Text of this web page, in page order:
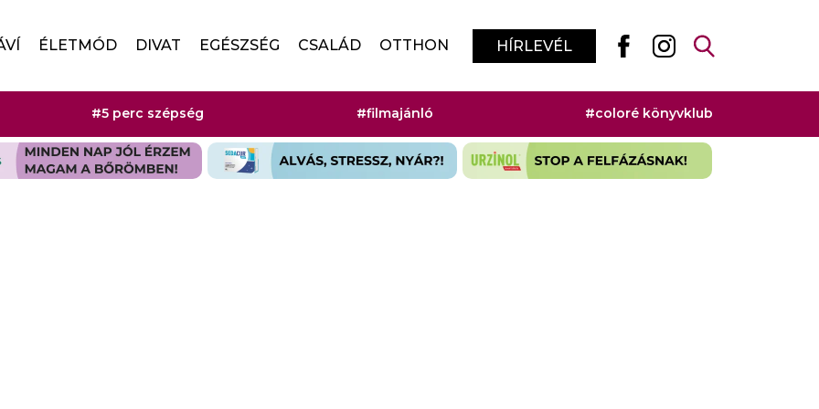
ÉLETMÓD DIVAT EGÉSZSÉG CSALÁD OTTHON HÍRLEVÉL
#5 perc szépség #filmajánló #coloré könyvklub